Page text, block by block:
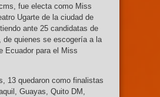
fue electa como Miss
Ugarte de la ciudad de
ante 25 candidatas de
de quienes se escogería a la
Ecuador para el Miss
13 quedaron como finalistas
Guayas, Quito DM,